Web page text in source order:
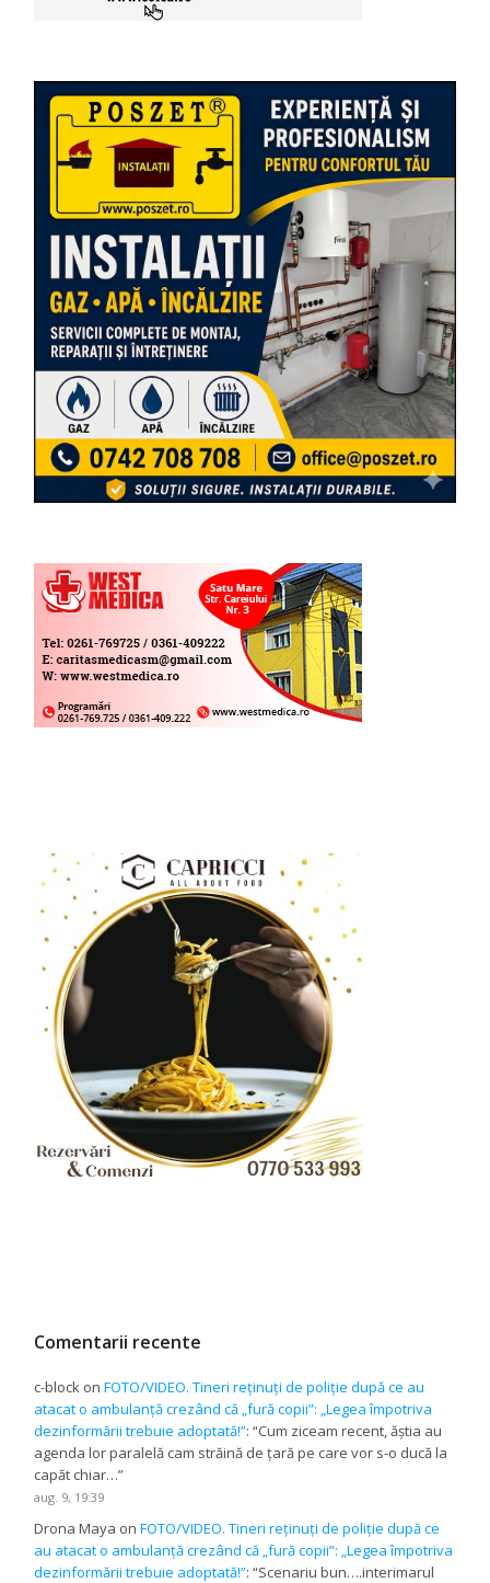
Comentarii recente
c-block onFOTO/VIDEO. Tineri reținuți de poliție după ce au
atacat o ambulanță crezând că „fură copii”: „Legea împotriva
dezinformării trebuie adoptată!”: “Cum ziceam recent, ăștia au
agenda lor paralelă cam străină de țară pe care vor s-o ducă la
capăt chiar…”
aug. 9, 19:39
Drona Maya onFOTO/VIDEO. Tineri reținuți de poliție după ce
au atacat o ambulanță crezând că „fură copii”: „Legea împotriva
dezinformării trebuie adoptată!”: “Scenariu bun….interimarul